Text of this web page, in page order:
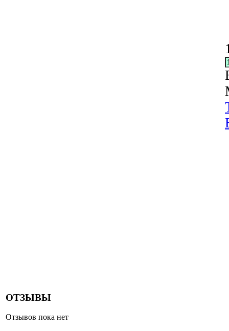
ОТЗЫВЫ
Отзывов пока нет